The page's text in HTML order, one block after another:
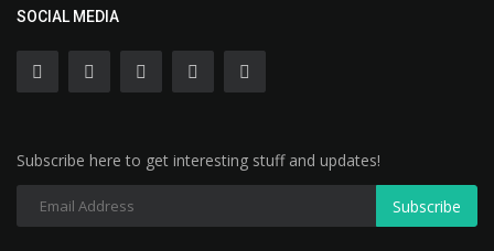
SOCIAL MEDIA
Subscribe here to get interesting stuff and updates!
Subscribe